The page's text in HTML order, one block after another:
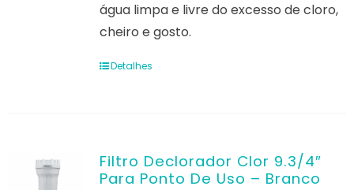
água limpa e livre do excesso de cloro,
cheiro e gosto.
Detalhes
Filtro Declorador Clor 9.3/4″
Para Ponto De Uso – Branco